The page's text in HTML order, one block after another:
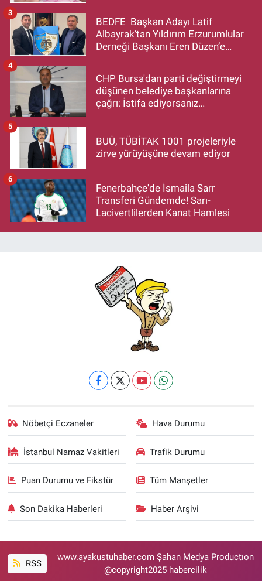
BEDFE Başkan Adayı Latif
Albayrak’tan Yıldırım Erzurumlular
Derneği Başkanı Eren Düzen’e
3
CHP Bursa'dan parti değiştirmeyi
düşünen belediye başkanlarına
çağrı: İstifa ediyorsanız
4
BUÜ, TÜBİTAK 1001 projeleriyle
zirve yürüyüşüne devam ediyor
5
Fenerbahçe'de İsmaila Sarr
Transferi Gündemde! Sarı-
Lacivertlilerden Kanat Hamlesi
6
Nöbetçi Eczaneler Hava Durumu
İstanbul Namaz Vakitleri Trafik Durumu
Puan Durumu ve Fikstür Tüm Manşetler
Son Dakika Haberleri Haber Arşivi
RSS
www.ayakustuhaber.com Şahan Medya Productıon
@copyright2025 habercilik